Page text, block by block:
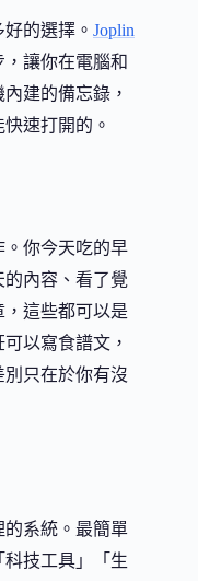
的選擇。 Joplin
讓你在電腦和
建的備忘錄，
速打開的。
你今天吃的早
內容、看了覺
這些都可以是
以寫食譜文，
只在於你有沒
的系統。最簡單
技工具」「生